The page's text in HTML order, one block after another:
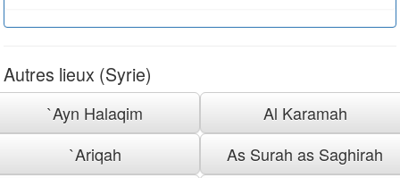
Autres lieux (Syrie)
`Ayn Halaqim
Al Karamah
`Ariqah
As Surah as Saghirah